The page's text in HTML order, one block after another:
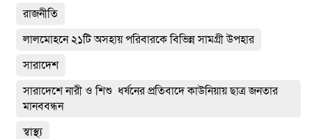
রাজনীতি
লালমোহনে ২১টি অসহায় পরিবারকে বিভিন্ন সামগ্রী উপহার
সারাদেশ
সারাদেশে নারী ও শিশু ধর্ষনের প্রতিবাদে কাউনিয়ায় ছাত্র জনতার
মানববন্ধন
স্বাস্থ্য